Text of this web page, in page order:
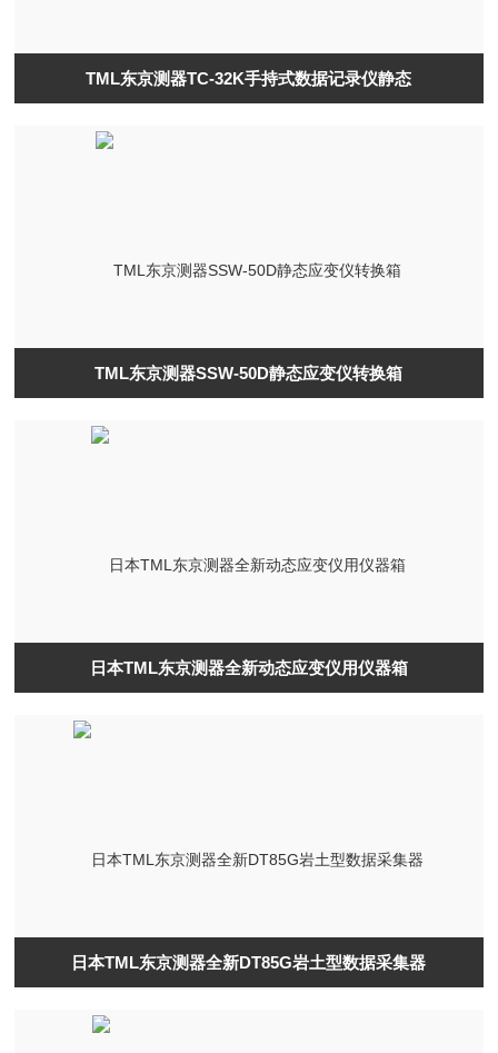
TML东京测器TC-32K手持式数据记录仪静态
TML东京测器SSW-50D静态应变仪转换箱
日本TML东京测器全新动态应变仪用仪器箱
日本TML东京测器全新DT85G岩土型数据采集器